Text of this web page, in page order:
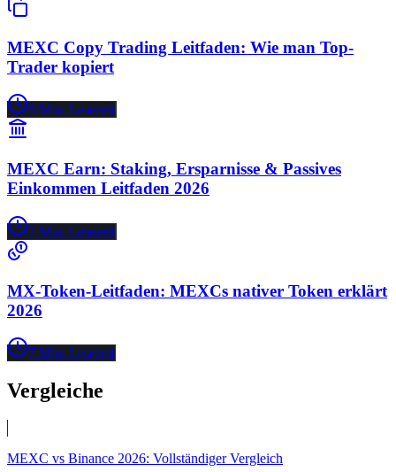
MEXC Copy Trading Leitfaden: Wie man Top-
Trader kopiert
8 Min. Lesezeit
MEXC Earn: Staking, Ersparnisse & Passives
Einkommen Leitfaden 2026
7 Min. Lesezeit
MX-Token-Leitfaden: MEXCs nativer Token erklärt
2026
7 Min. Lesezeit
Vergleiche
MEXC vs Binance 2026: Vollständiger Vergleich